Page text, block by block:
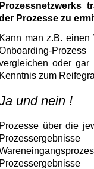
Prozessnetzwerks
Prozesse zu
Kann man z.B.
oder
Kenntnis zum
und nein !
Prozesse über die